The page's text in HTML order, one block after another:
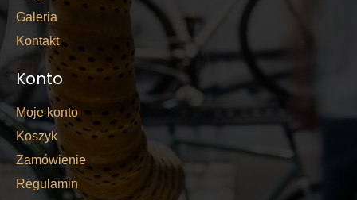
Galeria
Kontakt
Konto
Moje konto
Koszyk
Zamówienie
Regulamin